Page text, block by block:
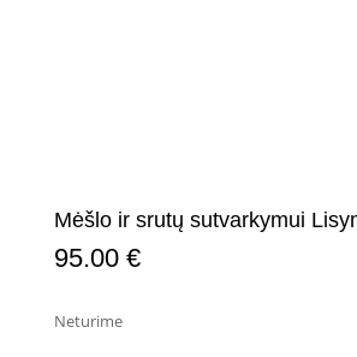
Mėšlo ir srutų sutvarkymui
95.00 €
Neturime